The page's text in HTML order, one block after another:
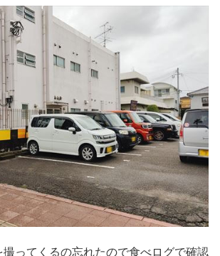
撮ってくるの忘れたので食べログで確認